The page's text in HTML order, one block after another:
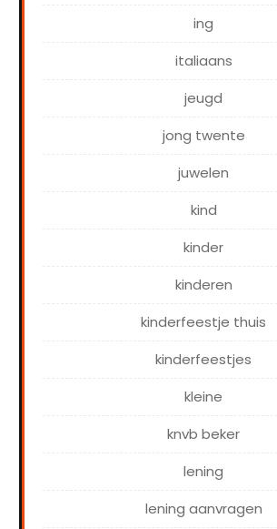
ing
italiaans
jeugd
jong twente
juwelen
kind
kinder
kinderen
kinderfeestje thuis
kinderfeestjes
kleine
knvb beker
lening
lening aanvragen